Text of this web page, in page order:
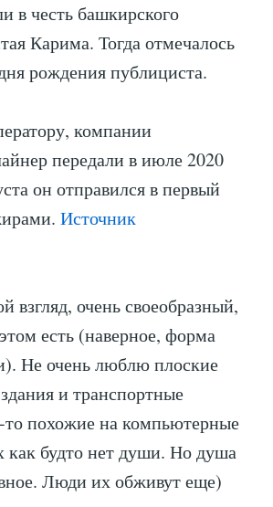
в честь башкирского
Карима. Тогда отмечалось
рождения публициста.
компании
передали в июле 2020
он отправился в первый
Источник
взгляд, очень своеобразный,
есть (наверное, форма
Не очень люблю плоские
и транспортные
то похожие на компьютерные
как будто нет души. Но душа
Люди их обживут еще)